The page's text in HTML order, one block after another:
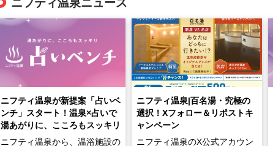
ニフティ温泉ニュース
ニフティ温泉が新提案「占いベ
ンチ」スタート！温泉×占いで
湯あがりに、こころもスッキリ
ニフティ温泉から、温浴施設の
ニフティ温泉|百名湯・究極の
選択！Xフォロー＆リポストキ
ャンペーン
ニフティ温泉のX公式アカウン